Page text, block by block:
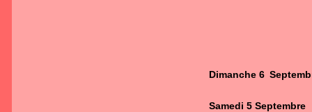
Dimanche 6
Samedi 5 Septembre